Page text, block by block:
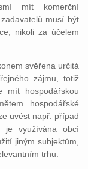
mít komerční
musí být
nikoli za účelem
svěřena určitá
zájmu, totiž
mít hospodářskou
hospodářské
uvést např. případ
je využívána obcí
jiným subjektům,
trhu.